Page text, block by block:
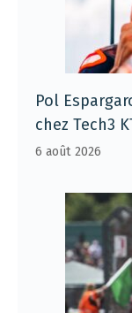
Pol
chez Tech3
6 août 2026